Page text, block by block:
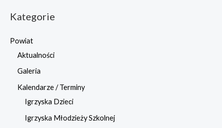
Kategorie
Powiat
Aktualności
Galeria
Kalendarze / Terminy
Igrzyska Dzieci
Igrzyska Młodzieży Szkolnej